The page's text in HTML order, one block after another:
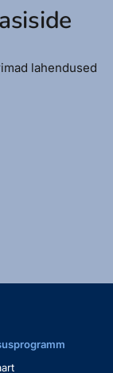
lahendused